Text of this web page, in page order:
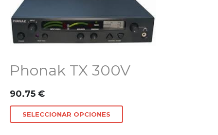
Phonak TX 300V
90.75 €
SELECCIONAR OPCIONES